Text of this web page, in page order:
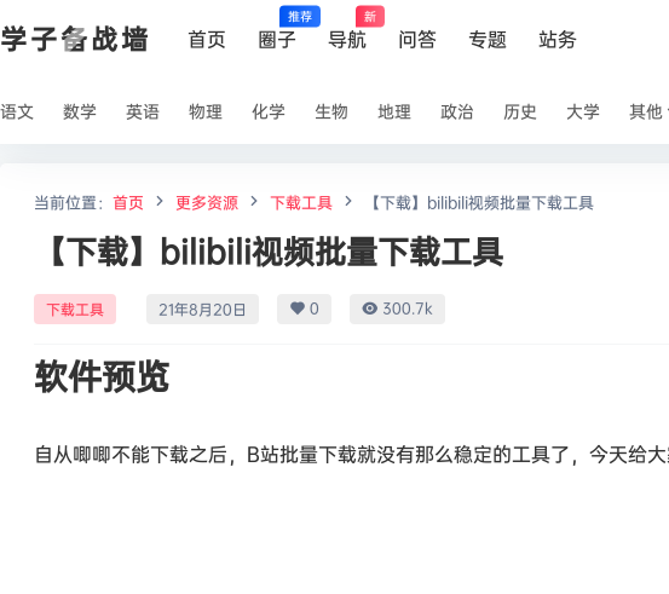
学子备战墙 首页 圈子
推荐
导航
新
问答 专题 站务
语文 数学 英语 物理 化学 生物 地理 政治 历史 大学 其他
当前位置： 首页 更多资源 下载工具 【下载】bilibili视频批量下载工具
【下载】bilibili视频批量下载工具
下载工具 21年8月20日 0 300.7k
软件预览
自从唧唧不能下载之后，B站批量下载就没有那么稳定的工具了，今天给